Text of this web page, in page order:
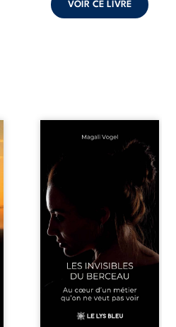
VOIR CE LIVRE
Qui prend soin de
celles et ceux
confions nos
enfants ? Derrière
la douceur
apparente des
maisons d’accueil
se joue une réalité
que nul ne
soupçonne :
rémunérations
dérisoires,
solitude,
épuisement,
responsabilités